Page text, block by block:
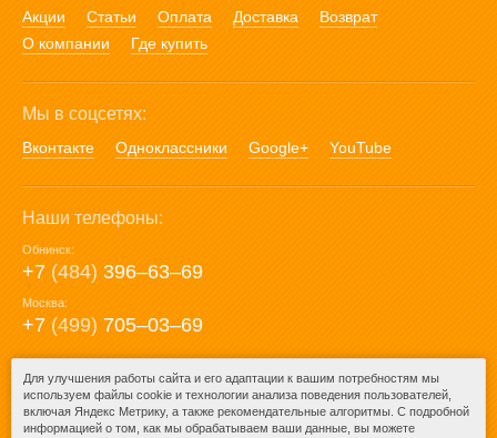
Акции Статьи Оплата Доставка
Возврат
О компании
Где купить
Мы в соцсетях:
Вконтакте Одноклассники Google+ YouTube
Наши телефоны:
Обнинск:
+7 (484) 396‒63‒69
Москва:
+7 (499) 705‒03‒69
E-mail:
mail@posuda40.ru
Для улучшения работы сайта и его адаптации к вашим потребностям мы
используем файлы cookie и технологии анализа поведения пользователей,
включая Яндекс Метрику, а также рекомендательные алгоритмы. С подробной
информацией о том, как мы обрабатываем ваши данные, вы можете